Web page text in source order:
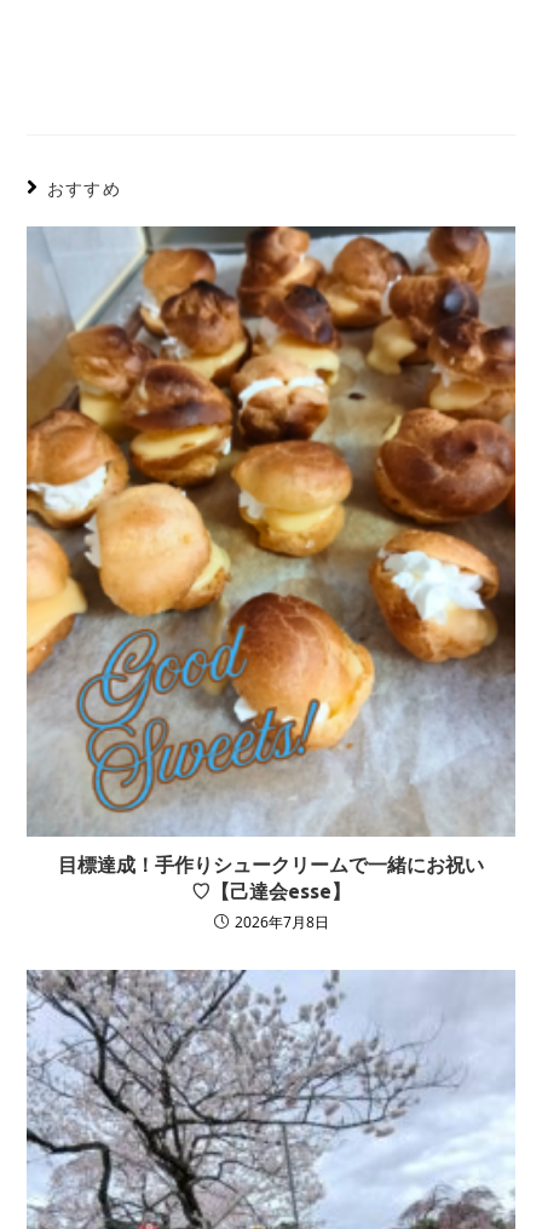
おすすめ
目標達成！手作りシュークリームで一緒にお祝い
♡【己達会esse】
2026年7月8日